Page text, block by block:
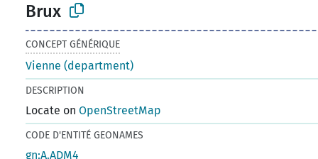
Brux
CONCEPT GÉNÉRIQUE
Vienne (department)
DESCRIPTION
Locate onOpenStreetMap
CODE D'ENTITÉ GEONAMES
gn:A.ADM4